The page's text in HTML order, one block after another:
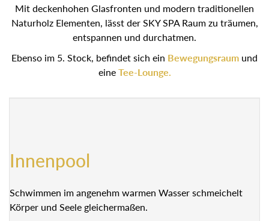
Mit deckenhohen Glasfronten und modern traditionellen
Naturholz Elementen, lässt der SKY SPA Raum zu träumen,
entspannen und durchatmen.
Ebenso im 5. Stock, befindet sich ein Bewegungsraum und
eine Tee-Lounge.
Innenpool
Schwimmen im angenehm warmen Wasser schmeichelt
Körper und Seele gleichermaßen.